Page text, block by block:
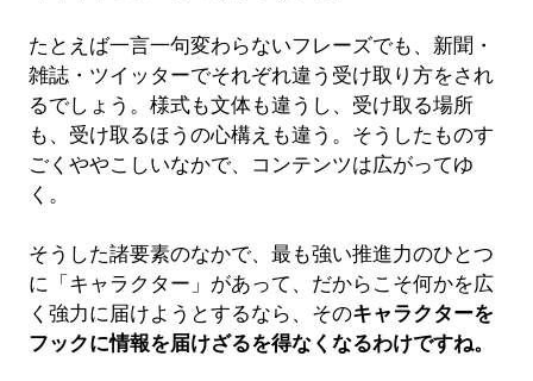
たとえば一言一句変わらないフレーズでも、新聞・
雑誌・ツイッターでそれぞれ違う受け取り方をされ
るでしょう。様式も文体も違うし、受け取る場所
も、受け取るほうの心構えも違う。そうしたものす
ごくややこしいなかで、コンテンツは広がってゆ
く。
そうした諸要素のなかで、最も強い推進力のひとつ
に「キャラクター」があって、だからこそ何かを広
く強力に届けようとするなら、そのキャラクターを
フックに情報を届けざるを得なくなるわけですね。